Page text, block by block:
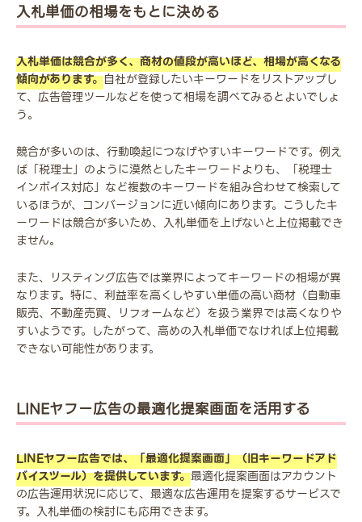
入札単価の相場をもとに決める
入札単価は競合が多く、商材の値段が高いほど、相場が高くなる
傾向があります。自社が登録したいキーワードをリストアップし
て、広告管理ツールなどを使って相場を調べてみるとよいでしょ
う。
競合が多いのは、行動喚起につなげやすいキーワードです。例え
ば「税理士」のように漠然としたキーワードよりも、「税理士
インボイス対応」など複数のキーワードを組み合わせて検索して
いるほうが、コンバージョンに近い傾向にあります。こうしたキ
ーワードは競合が多いため、入札単価を上げないと上位掲載でき
ません。
また、リスティング広告では業界によってキーワードの相場が異
なります。特に、利益率を高くしやすい単価の高い商材（自動車
販売、不動産売買、リフォームなど）を扱う業界では高くなりや
すいようです。したがって、高めの入札単価でなければ上位掲載
できない可能性があります。
LINEヤフー広告の最適化提案画面を活用する
LINEヤフー広告では、「最適化提案画面」（旧キーワードアド
バイスツール）を提供しています。最適化提案画面はアカウント
の広告運用状況に応じて、最適な広告運用を提案するサービスで
す。入札単価の検討にも応用できます。